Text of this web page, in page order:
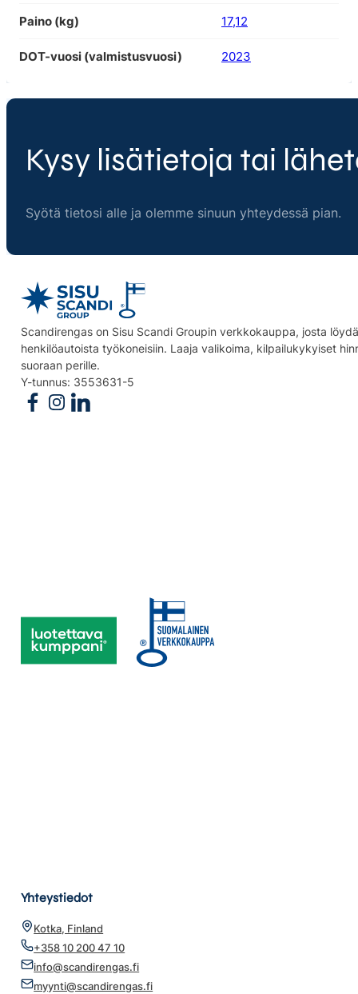
Paino (kg) 17,12
DOT-vuosi (valmistusvuosi) 2023
Kysy lisätietoja tai
Syötä tietosi alle ja olemme sinuun yhteydessä pian.
Scandirengas on Sisu Scandi Groupin verkkokauppa, josta
henkilöautoista työkoneisiin. Laaja valikoima, kilpailukykyiset
suoraan perille.
Y-tunnus: 3553631-5
Follow us on Facebook
Follow us on Instagram
Follow us on Linkedin
Yhteystiedot
Kotka, Finland
+358 10 200 47 10
info@scandirengas.fi
myynti@scandirengas.fi